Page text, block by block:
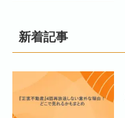
新着記事